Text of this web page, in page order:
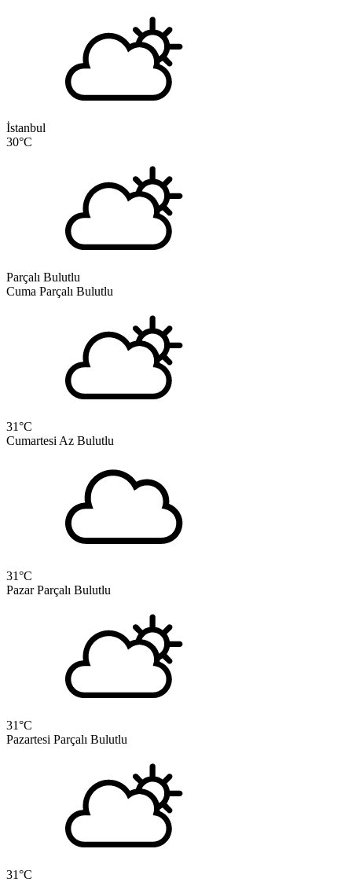
İstanbul
30°C
Parçalı Bulutlu
Cuma Parçalı Bulutlu
31°C
Cumartesi Az Bulutlu
31°C
Pazar Parçalı Bulutlu
31°C
Pazartesi Parçalı Bulutlu
31°C